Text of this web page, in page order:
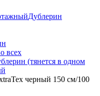
Дублерин
всех
(тянется в одном
черный 150 см/100